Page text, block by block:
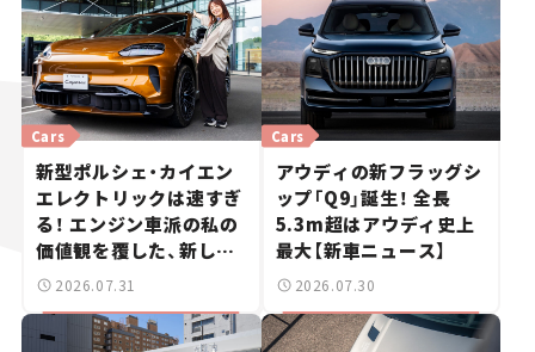
Cars
新型ポルシェ・カイエン
エレクトリックは速すぎ
る！ エンジン車派の私の
価値観を覆した、新しい
ポルシェの走り。
2026.07.31
Cars
アウディの新フラッグシ
ップ「Q9」誕生！ 全長
5.3m超はアウディ史上
最大【新車ニュース】
2026.07.30